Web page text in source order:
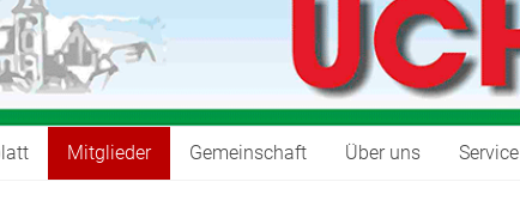
Mitglieder Gemeinschaft Über uns Service